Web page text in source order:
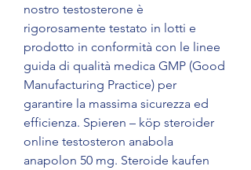
nostro testosterone è
rigorosamente testato in lotti e
prodotto in conformità con le linee
guida di qualità medica GMP (Good
Manufacturing Practice) per
garantire la massima sicurezza ed
efficienza. Spieren – köp steroider
online testosteron anabola
anapolon 50 mg. Steroide kaufen